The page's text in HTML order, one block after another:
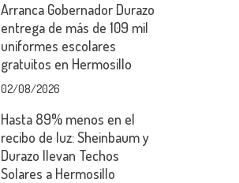
Arranca Gobernador Durazo
entrega de más de 109 mil
uniformes escolares
gratuitos en Hermosillo
02/08/2026
Hasta 89% menos en el
recibo de luz: Sheinbaum y
Durazo llevan Techos
Solares a Hermosillo